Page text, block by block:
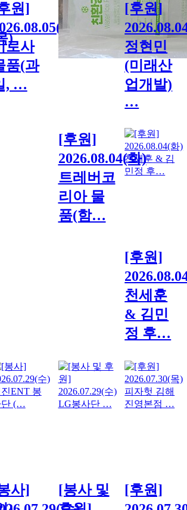
)
원]
수)
로사
품(과
, …
[후원]
2026.08.04(화)
트레버코
리아 물
품(함…
[후원]
정현민
(미래산
업개발)
…
[후원]
천세훈
& 김민
정 후…
사]
[봉사 및
[후원]